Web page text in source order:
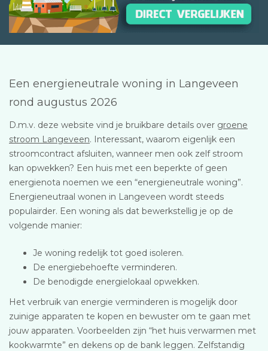
Een energieneutrale woning in Langeveen
rond augustus 2026
D.m.v. deze website vind je bruikbare details over groene
stroom Langeveen. Interessant, waarom eigenlijk een
stroomcontract afsluiten, wanneer men ook zelf stroom
kan opwekken? Een huis met een beperkte of geen
energienota noemen we een “energieneutrale woning”.
Energieneutraal wonen in Langeveen wordt steeds
populairder. Een woning als dat bewerkstellig je op de
volgende manier:
Je woning redelijk tot goed isoleren.
De energiebehoefte verminderen.
De benodigde energielokaal opwekken.
Het verbruik van energie verminderen is mogelijk door
zuinige apparaten te kopen en bewuster om te gaan met
jouw apparaten. Voorbeelden zijn “het huis verwarmen met
kookwarmte” en dekens op de bank leggen. Zelfstandig